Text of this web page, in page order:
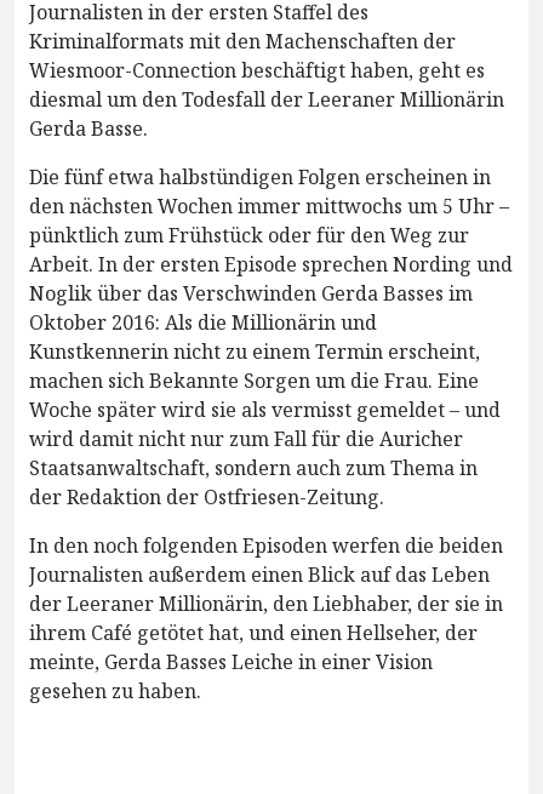
Journalisten in der ersten Staffel des
Kriminalformats mit den Machenschaften der
Wiesmoor-Connection beschäftigt haben, geht es
diesmal um den Todesfall der Leeraner Millionärin
Gerda Basse.
Die fünf etwa halbstündigen Folgen erscheinen in
den nächsten Wochen immer mittwochs um 5 Uhr –
pünktlich zum Frühstück oder für den Weg zur
Arbeit. In der ersten Episode sprechen Nording und
Noglik über das Verschwinden Gerda Basses im
Oktober 2016: Als die Millionärin und
Kunstkennerin nicht zu einem Termin erscheint,
machen sich Bekannte Sorgen um die Frau. Eine
Woche später wird sie als vermisst gemeldet – und
wird damit nicht nur zum Fall für die Auricher
Staatsanwaltschaft, sondern auch zum Thema in
der Redaktion der Ostfriesen-Zeitung.
In den noch folgenden Episoden werfen die beiden
Journalisten außerdem einen Blick auf das Leben
der Leeraner Millionärin, den Liebhaber, der sie in
ihrem Café getötet hat, und einen Hellseher, der
meinte, Gerda Basses Leiche in einer Vision
gesehen zu haben.